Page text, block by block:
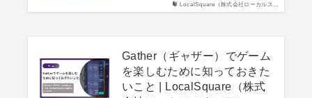
LocalSquare（株式会社ローカルス…
Gather（ギャザー）でゲーム
を楽しむために知っておきた
いこと | LocalSquare（株式